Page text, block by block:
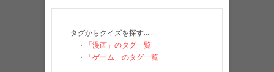
タグからクイズを探す……
・
「漫画」のタグ一覧
・
「ゲーム」のタグ一覧